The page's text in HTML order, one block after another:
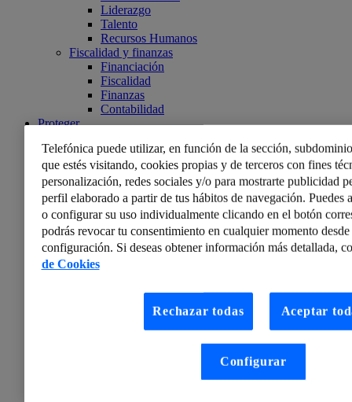
Liderazgo
Talento
Recursos Humanos
Fiscalidad y finanzas
Financiación
Fiscalidad
Finanzas
Contabilidad
Proteger
Detectada nueva botnet que elimina datos del
Telefónica puede utilizar, en función de la sección,
que estés visitando, cookies propias y de terceros con fines
personalización, redes sociales y/o para mostrarte publicidad
perfil elaborado a partir de tus hábitos de navegación. Puedes
o configurar su uso individualmente clicando en el botón
podrás revocar tu consentimiento en cualquier momento
configuración. Si deseas obtener información más detallada,
de Cookies
Rechazar todas Aceptar
Configurar